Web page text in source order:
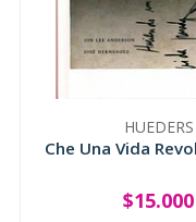
HUEDERS
Che Una Vida
+
$15.000